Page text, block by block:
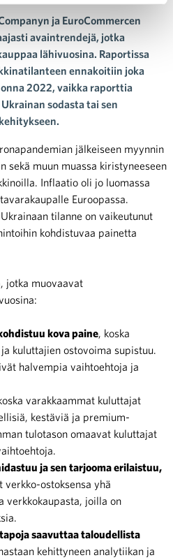
ja EuroCommercen
avaintrendejä, jotka
lähivuosina. Raportissa
ennakoitiin joka
2022, vaikka raporttia
sodasta tai sen
jälkeiseen myynnin
sekä muun muassa kiristyneeseen
Inflaatio oli jo luomassa
Euroopassa.
tilanne on vaikeutunut
kohdistuvaa painetta
jotka muovaavat
kova paine , koska
kuluttajien ostovoima supistuu.
halvempia vaihtoehtoja ja
varakkaammat kuluttajat
kestäviä ja premium-
tulotason omaavat kuluttajat
ja sen tarjooma erilaistuu,
verkko-ostoksensa yhä
verkkokaupasta, joilla on
saavuttaa taloudellista
kehittyneen analytiikan ja